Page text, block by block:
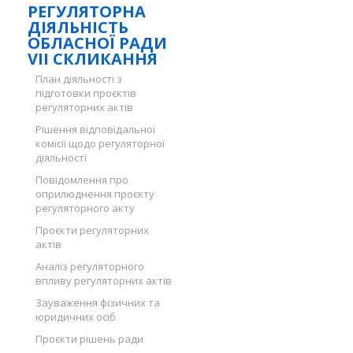
РЕГУЛЯТОРНА
ДІЯЛЬНІСТЬ
ОБЛАСНОЇ РАДИ
VII СКЛИКАННЯ
План діяльності з
підготовки проєктів
регуляторних актів
Рішення відповідальної
комісії щодо регуляторної
діяльності
Повідомлення про
оприлюднення проєкту
регуляторного акту
Проєкти регуляторних
актів
Аналіз регуляторного
впливу регуляторних актів
Зауваження фізичних та
юридичних осіб
Проєкти рішень ради